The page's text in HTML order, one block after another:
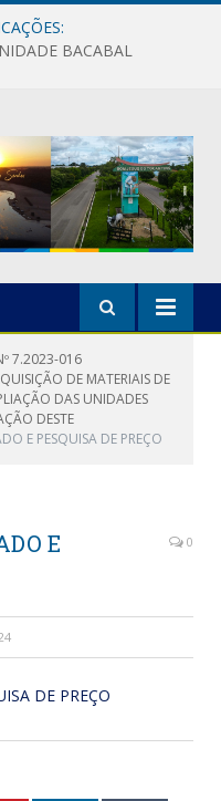
BACABAL
7.2023-016
DE MATERIAIS DE
DAS UNIDADES
DESTE
E PESQUISA DE PREÇO
E
0
DE PREÇO